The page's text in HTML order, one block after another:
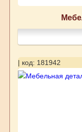
| код: 181942